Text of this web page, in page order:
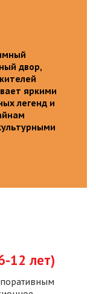
двор,
яркими
легенд и
12 лет)